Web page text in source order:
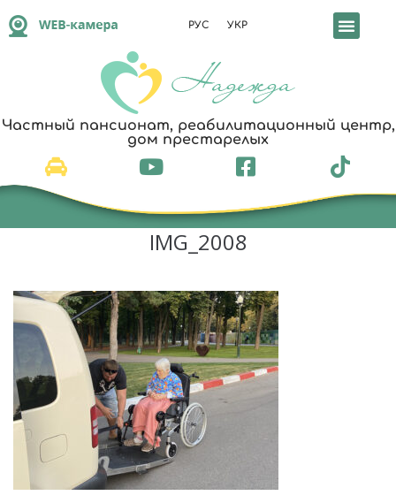
РУС УКР
Частный пансионат, реабилитационный центр,
дом престарелых
IMG_2008